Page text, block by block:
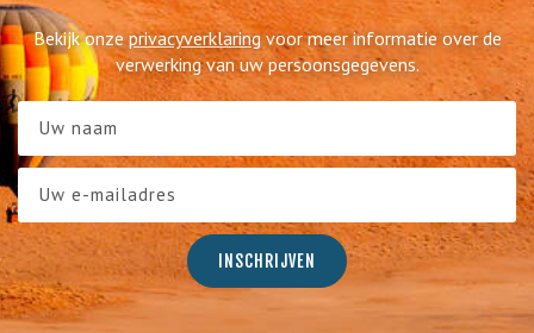
Bekijk onzeprivacyverklaringvoor meer informatie over de
verwerking van uw persoonsgegevens.